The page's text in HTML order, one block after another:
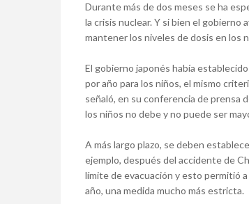
Durante más de dos meses se ha
la crisis nuclear. Y si bien el gobierno
mantener los niveles de dosis en los
El gobierno japonés había
por año para los niños, el mismo
señaló, en su conferencia de prensa
los niños no debe y no puede ser
A más largo plazo, se deben
ejemplo, después del accidente de
límite de evacuación y esto permitió
año, una medida mucho más estricta.